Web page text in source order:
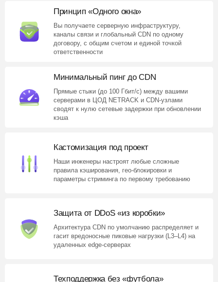
Принцип «Одного окна»
Вы получаете серверную инфраструктуру,
каналы связи и глобальный CDN по одному
договору, с общим счетом и единой точкой
ответственности
Минимальный пинг до CDN
Прямые стыки (до 100 Гбит/с) между вашими
серверами в ЦОД NETRACK и CDN-узлами
сводят к нулю сетевые задержки при обновлении
кэша
Кастомизация под проект
Наши инженеры настроят любые сложные
правила кэширования, гео-блокировки и
параметры стриминга по первому требованию
Защита от DDoS «из коробки»
Архитектура CDN по умолчанию распределяет и
гасит вредоносные пиковые нагрузки (L3–L4) на
удаленных edge-серверах
Техподдержка без «футбола»